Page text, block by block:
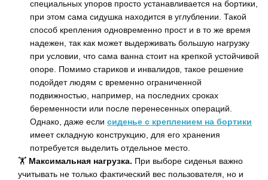
специальных упоров просто устанавливается на бортики,
при этом сама сидушка находится в углублении. Такой
способ крепления одновременно прост и в то же время
надежен, так как может выдерживать большую нагрузку
при условии, что сама ванна стоит на крепкой устойчивой
опоре. Помимо стариков и инвалидов, такое решение
подойдет людям с временно ограниченной
подвижностью, например, на последних сроках
беременности или после перенесенных операций.
Однако, даже если сиденье с креплением на бортики
имеет складную конструкцию, для его хранения
потребуется выделить отдельное место.
🏋 Максимальная нагрузка. При выборе сиденья важно
учитывать не только фактический вес пользователя, но и